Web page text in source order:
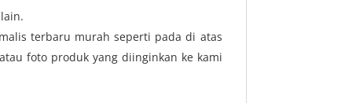
terbaru murah seperti pada di atas
foto produk yang diinginkan ke kami